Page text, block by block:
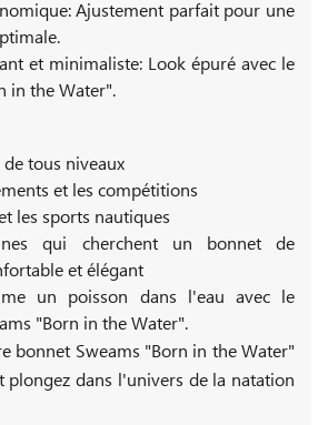
Ajustement parfait pour une
et minimaliste: Look épuré avec le
in the Water".
tous niveaux
et les compétitions
les sports nautiques
qui cherchent un bonnet de
et élégant
un poisson dans l'eau avec le
"Born in the Water".
bonnet Sweams "Born in the Water"
dans l'univers de la natation